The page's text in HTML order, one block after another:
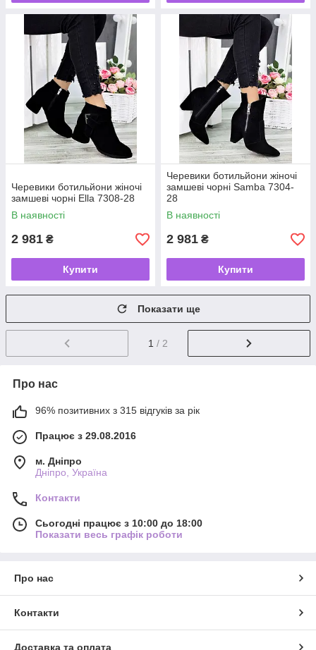
Черевики ботильйони жіночі
замшеві чорні Ella 7308-28
В наявності
2 981 ₴
Купити
Черевики ботильйони жіночі
замшеві чорні Samba 7304-
28
В наявності
2 981 ₴
Купити
Показати ще
1 / 2
Про нас
96% позитивних з 315 відгуків за рік
Працює з 29.08.2016
м. Дніпро
Дніпро, Україна
Контакти
Сьогодні працює з 10:00 до 18:00
Показати весь графік роботи
Про нас
Контакти
Доставка та оплата